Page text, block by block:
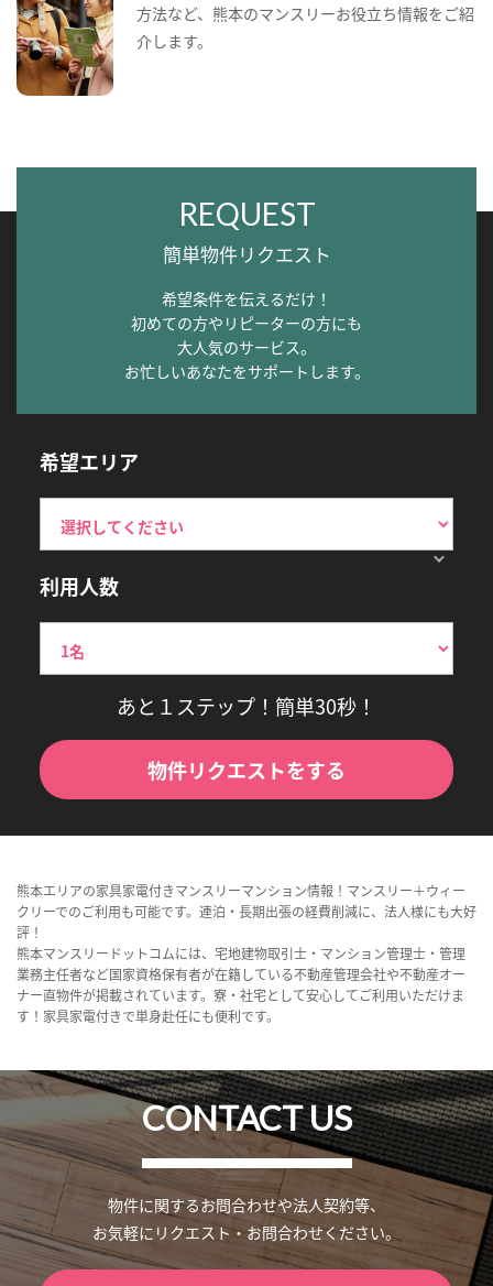
方法など、熊本のマンスリーお役立ち情報をご紹
介します。
REQUEST
簡単物件リクエスト
希望条件を伝えるだけ！
初めての方やリピーターの方にも
大人気のサービス。
お忙しいあなたをサポートします。
希望エリア
利用人数
あと１ステップ！簡単30秒！
物件リクエストをする
熊本エリアの家具家電付きマンスリーマンション情報！マンスリー＋ウィー
クリーでのご利用も可能です。連泊・長期出張の経費削減に、法人様にも大好
評！
熊本マンスリードットコムには、宅地建物取引士・マンション管理士・管理
業務主任者など国家資格保有者が在籍している不動産管理会社や不動産オー
ナー直物件が掲載されています。寮・社宅として安心してご利用いただけま
す！家具家電付きで単身赴任にも便利です。
CONTACT US
物件に関するお問合わせや法人契約等、
お気軽にリクエスト・お問合わせください。